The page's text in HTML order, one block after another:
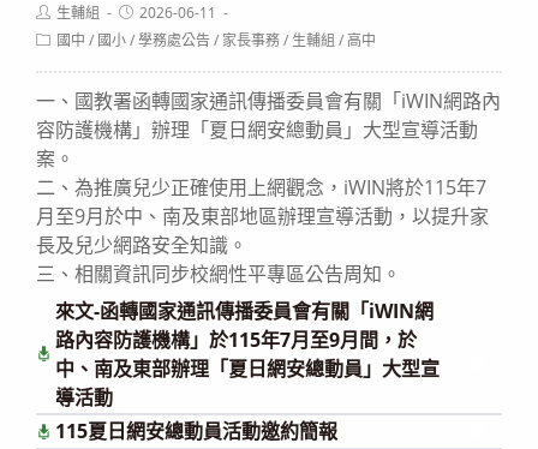
Post
author:
生輔組
Post
published:
2026-06-11
Post國中 / 國小/學務處公告/ 家長事務/ 生輔組 /高中
一、國教署函轉國家通訊傳播委員會有關「iWIN網路內
容防護機構」辦理「夏日網安總動員」大型宣導活動
案。
二、為推廣兒少正確使用上網觀念，iWIN將於115年7
月至9月於中、南及東部地區辦理宣導活動，以提升家
長及兒少網路安全知識。
三、相關資訊同步校網性平專區公告周知。
來文-函轉國家通訊傳播委員會有關「iWIN網
路內容防護機構」於115年7月至9月間，於
中、南及東部辦理「夏日網安總動員」大型宣
導活動
115夏日網安總動員活動邀約簡報